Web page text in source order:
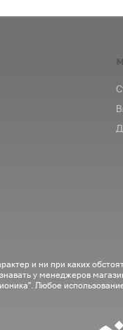
и ни при каких
у менеджеров
Любое